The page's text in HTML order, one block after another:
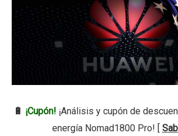
🔋 ¡Cupón! ¡Análisis y cupón de
energía Nomad1800 Pro! [